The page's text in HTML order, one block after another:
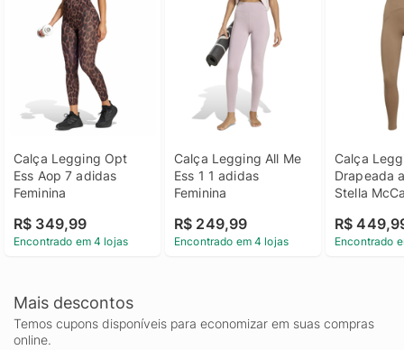
Calça Legging Opt
Ess Aop 7 adidas
Feminina
R$ 349,99
Encontrado em 4 lojas
Calça Legging All Me
Ess 1 1 adidas
Feminina
R$ 249,99
Encontrado em 4 lojas
Calça
Drapeada
Stella
R$
Encontrado
Mais descontos
Temos cupons disponíveis para economizar em suas compras
online.